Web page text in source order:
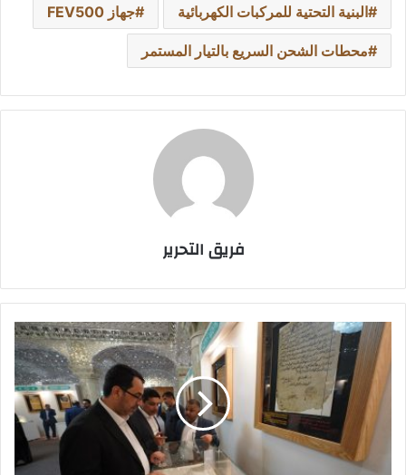
البنية التحتية للمركبات الكهربائية جهاز FEV500
محطات الشحن السريع بالتيار المستمر
فريق التحرير
العراق
يكشف
عن
مصاحف
تاريخية
ومخطوطات
نادرة
يتجاوز